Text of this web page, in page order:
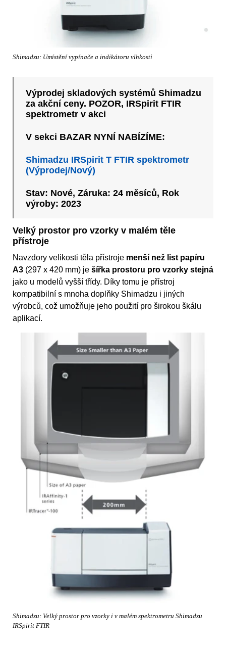
Shimadzu: Umístění vypínače a indikátoru vlhkosti
Výprodej skladových systémů Shimadzu
za akční ceny. POZOR, IRSpirit FTIR
spektrometr v akci
V sekci BAZAR NYNÍ NABÍZÍME:
Shimadzu IRSpirit T FTIR spektrometr
(Výprodej/Nový)
Stav: Nové, Záruka: 24 měsíců, Rok
výroby: 2023
Velký prostor pro vzorky v malém těle
přístroje
Navzdory velikosti těla přístroje menší než list papíru
A3 (297 x 420 mm) je šířka prostoru pro vzorky stejná
jako u modelů vyšší třídy. Díky tomu je přístroj
kompatibilní s mnoha doplňky Shimadzu i jiných
výrobců, což umožňuje jeho použití pro širokou škálu
aplikací.
Shimadzu: Velký prostor pro vzorky i v malém spektrometru Shimadzu
IRSpirit FTIR